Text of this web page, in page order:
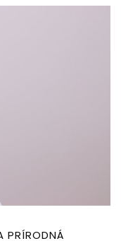
PRÍRODNÁ